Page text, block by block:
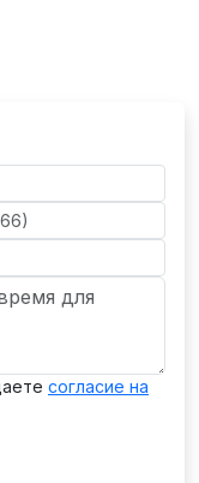
согласие на